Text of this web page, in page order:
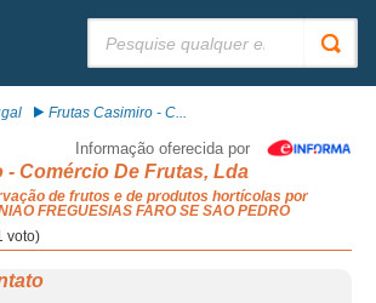
Frutas Casimiro - C...
Informação oferecida por
- Comércio De Frutas, Lda
de frutos e de produtos hortícolas por
FREGUESIAS FARO SE SAO PEDRO
voto)